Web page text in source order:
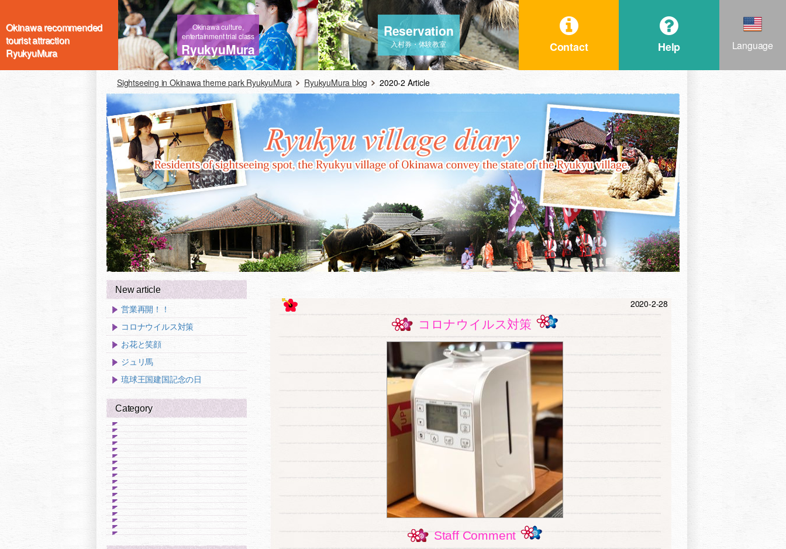
Okinawa recommended
tourist attraction
RyukyuMura
Okinawa culture,
entertainment trial class
RyukyuMura
Reservation
入村券・体験教室 Contact Help Language
Sightseeing in Okinawa theme park RyukyuMura RyukyuMura blog 2020-2 Article
2020-2-28
コロナウイルス対策
Staff Comment
New article
営業再開！！
コロナウイルス対策
お花と笑顔
ジュリ馬
琉球王国建国記念の日
Category